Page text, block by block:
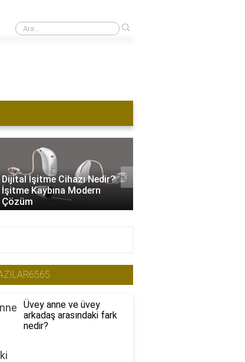
kulağı duymayan ehliyet alabilir mi?
Dijital İşitme Cihazı Nedir?
İşitme Kaybına Modern
Çözüm
›
Üvey anne ve üvey
arkadaş arasındaki fark
nedir?